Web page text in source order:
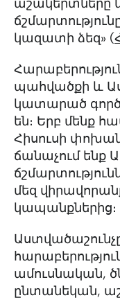
աշակերտները
կազատի ձեզ» (
պահվածքի և
կատարած
են։ Երբ մենք
Հիսուսի
ճանաչում ենք
մեզ
կապանքներից։
ամուսնական,
ընտանեկան,